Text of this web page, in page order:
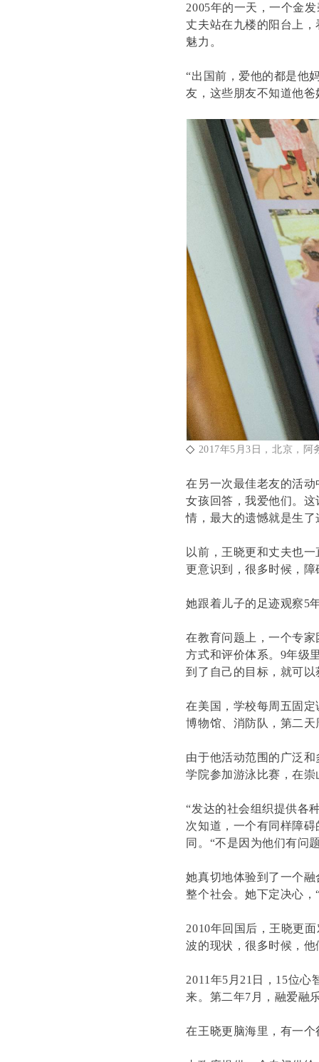
2005年的一天，一个金
丈夫站在九楼的阳台上
魅力。
“出国前，爱他的都是他
友，这些朋友不知道他
◇ 2017年5月3日，北京，
在另一次最佳老友的活
女孩回答，我爱他们。
情，最大的遗憾就是生
以前，王晓更和丈夫也
更意识到，很多时候，
她跟着儿子的足迹观察5
在教育问题上，一个专
方式和评价体系。9年级
到了自己的目标，就可
在美国，学校每周五固
博物馆、消防队，第二
由于他活动范围的广泛
学院参加游泳比赛，在
“发达的社会组织提供各
次知道，一个有同样障
同。“不是因为他们有问
她真切地体验到了一个
整个社会。她下定决心
2010年回国后，王晓更
波的现状，很多时候，
2011年5月21日，15位
来。第二年7月，融爱融
在王晓更脑海里，有一